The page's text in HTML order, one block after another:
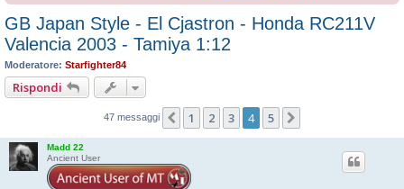
GB Japan Style - El Cjastron - Honda RC211V
Valencia 2003 - Tamiya 1:12
Moderatore: Starfighter84
Rispondi
47 messaggi Precedente
1 2 3 4 5
Madd 22
Ancient User